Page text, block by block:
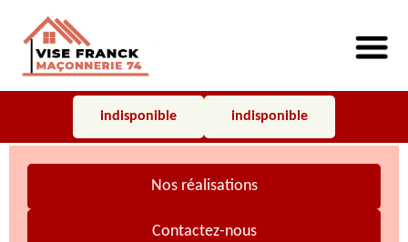
indisponible indisponible
Nos réalisations
Contactez-nous